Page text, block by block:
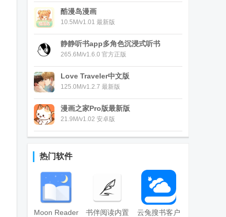
酷漫岛漫画
10.5M/v1.01 最新版
静静听书app多角色沉浸式听书
265.6M/v1.6.0 官方正版
Love Traveler中文版
125.0M/v1.2.7 最新版
漫画之家Pro版最新版
21.9M/v1.02 安卓版
热门软件
Moon Reader
书伴阅读内置
云兔搜书客户